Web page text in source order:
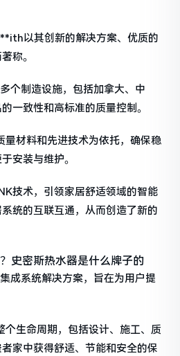
以其创新的解决方案、优质的
称。
个制造设施，包括加拿大、中
一致性和高标准的质量控制。
量材料和先进技术为依托，确保稳
安装与维护。
技术，引领家居舒适领域的智能
统的互联互通，从而创造了新的
成系统解决方案，旨在为用户提
个生命周期，包括设计、施工、质
家中获得舒适、节能和安全的保